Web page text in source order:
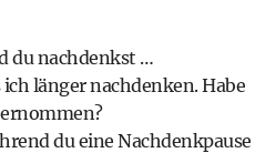
du nachdenkst …
länger nachdenken. Habe
du eine Nachdenkpause